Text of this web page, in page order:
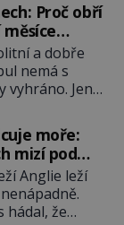
Proč obří
a dobře
nemá s
vyhráno. Jen
rizika
Jak
potenciální
jsou zde
hasičský
moře:
mizí pod
Anglie leží
hádal, že